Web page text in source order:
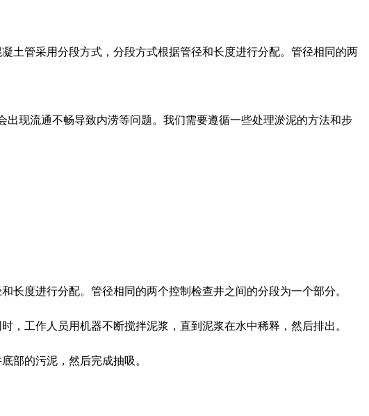
土管采用分段方式，分段方式根据管径和长度进行分配。管径相同的两
出现流通不畅导致内涝等问题。我们需要遵循一些处理淤泥的方法和步
度进行分配。管径相同的两个控制检查井之间的分段为一个部分。
工作人员用机器不断搅拌泥浆，直到泥浆在水中稀释，然后排出。
部的污泥，然后完成抽吸。